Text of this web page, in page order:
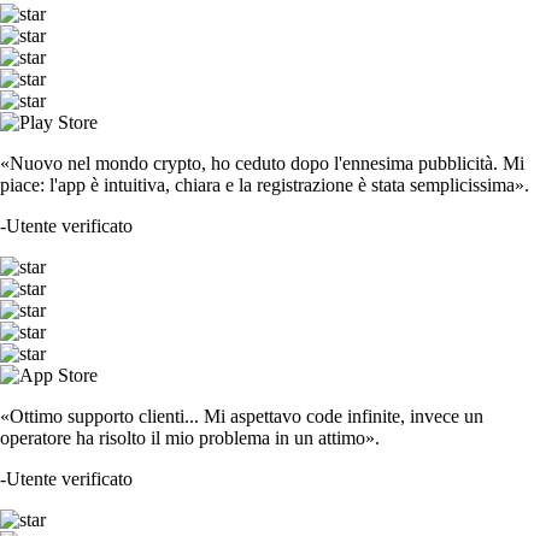
«Nuovo nel mondo crypto, ho ceduto dopo l'ennesima pubblicità. Mi
piace: l'app è intuitiva, chiara e la registrazione è stata semplicissima».
-Utente verificato
«Ottimo supporto clienti... Mi aspettavo code infinite, invece un
operatore ha risolto il mio problema in un attimo».
-Utente verificato